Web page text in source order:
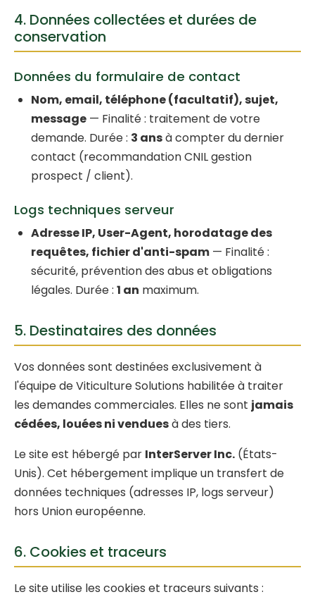
4. Données collectées et durées de
conservation
Données du formulaire de contact
Nom, email, téléphone (facultatif), sujet,
message — Finalité : traitement de votre
demande. Durée : 3 ansà compter du dernier
contact (recommandation CNIL gestion
prospect / client).
Logs techniques serveur
Adresse IP, User-Agent, horodatage des
requêtes, fichier d'anti-spam — Finalité :
sécurité, prévention des abus et obligations
légales. Durée : 1 an maximum.
5. Destinataires des données
Vos données sont destinées exclusivement à
l'équipe de Viticulture Solutions habilitée à traiter
les demandes commerciales. Elles ne sont jamais
cédées, louées ni venduesà des tiers.
Le site est hébergé par InterServer Inc. (États-
Unis). Cet hébergement implique un transfert de
données techniques (adresses IP, logs serveur)
hors Union européenne.
6. Cookies et traceurs
Le site utilise les cookies et traceurs suivants :